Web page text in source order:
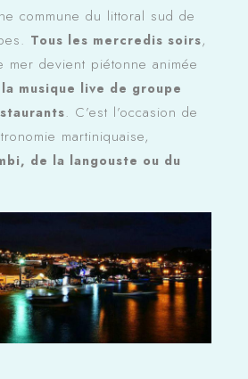
commune du littoral sud de
Tous les mercredis soirs,
devient piétonne animée
la musique live de groupe
. C’est l’occasion de
martiniquaise,
de la langouste ou du